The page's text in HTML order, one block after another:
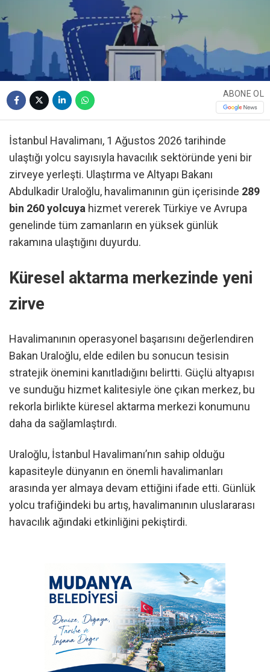
ABONE OL
İstanbul Havalimanı, 1 Ağustos 2026 tarihinde
ulaştığı yolcu sayısıyla havacılık sektöründe yeni bir
zirveye yerleşti. Ulaştırma ve Altyapı Bakanı
Abdulkadir Uraloğlu, havalimanının gün içerisinde 289
bin 260 yolcuya hizmet vererek Türkiye ve Avrupa
genelinde tüm zamanların en yüksek günlük
rakamına ulaştığını duyurdu.
Küresel aktarma merkezinde yeni
zirve
Havalimanının operasyonel başarısını değerlendiren
Bakan Uraloğlu, elde edilen bu sonucun tesisin
stratejik önemini kanıtladığını belirtti. Güçlü altyapısı
ve sunduğu hizmet kalitesiyle öne çıkan merkez, bu
rekorla birlikte küresel aktarma merkezi konumunu
daha da sağlamlaştırdı.
Uraloğlu, İstanbul Havalimanı’nın sahip olduğu
kapasiteyle dünyanın en önemli havalimanları
arasında yer almaya devam ettiğini ifade etti. Günlük
yolcu trafiğindeki bu artış, havalimanının uluslararası
havacılık ağındaki etkinliğini pekiştirdi.